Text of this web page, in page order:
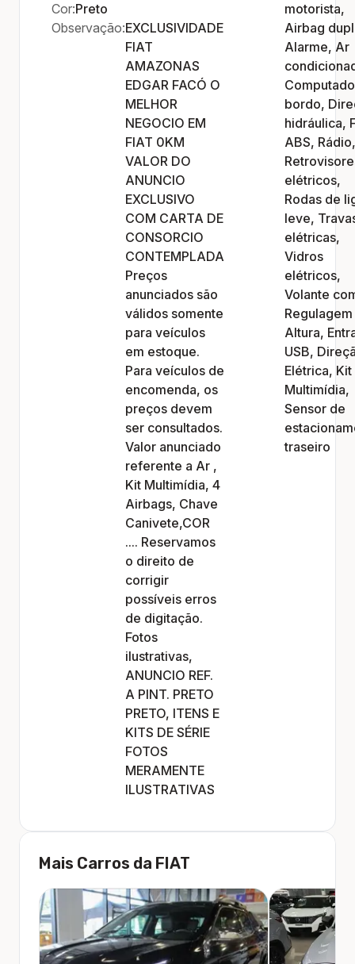
Cor:Preto
Observação:EXCLUSIVIDADE
FIAT
AMAZONAS
EDGAR FACÓ O
MELHOR
NEGOCIO EM
FIAT 0KM
VALOR DO
ANUNCIO
EXCLUSIVO
COM CARTA DE
CONSORCIO
CONTEMPLADA
Preços
anunciados são
válidos somente
para veículos
em estoque.
Para veículos de
encomenda, os
preços devem
ser consultados.
Valor anunciado
referente a Ar ,
Kit Multimídia, 4
Airbags, Chave
Canivete,COR
.... Reservamos
o direito de
corrigir
possíveis erros
de digitação.
Fotos
ilustrativas,
ANUNCIO REF.
A PINT. PRETO
PRETO, ITENS E
KITS DE SÉRIE
FOTOS
MERAMENTE
ILUSTRATIVAS
motorista,
Airbag
Alarme, Ar
bordo,
hidráulica,
ABS, Rádio,
elétricos,
Rodas de
leve,
elétricas,
Vidros
elétricos,
Volante
Altura,
USB,
Elétrica, Kit
Multimídia,
Sensor de
traseiro
Mais Carros da FIAT